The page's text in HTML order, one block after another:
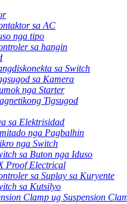
sa AC
nga tipo
sa hangin
sa Switch
sa Kamera
nga Starter
Tigsugod
sa Elektrisidad
nga Pagbalhin
nga Switch
sa Buton nga Iduso
Proof Electrical
sa Suplay sa Kuryente
sa Kutsilyo
Clamp ug Suspension